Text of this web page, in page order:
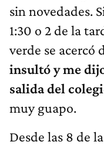
sin novedades.
1:30 o 2 de la
verde se acercó
insultó y me
salida del
muy guapo.
Desde las 8 de